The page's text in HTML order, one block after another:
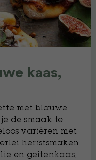
kaas,
met blauwe
de smaak te
variëren met
herfstsmaken
en geitenkaas,